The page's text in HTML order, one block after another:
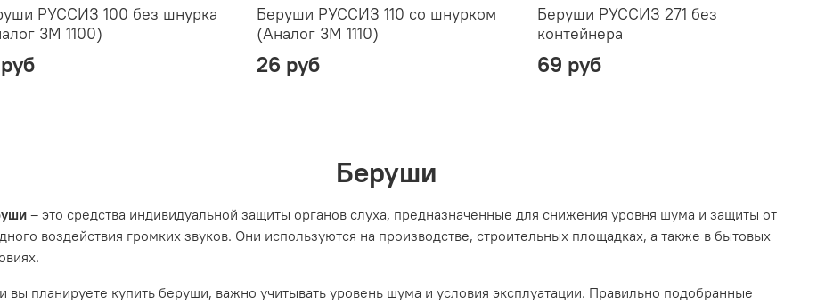
РУССИЗ 100 без шнурка
3М 1100)
Беруши РУССИЗ 110 со шнурком
(Аналог 3М 1110)
26 руб
Беруши РУССИЗ 271 без
контейнера
69 руб
Беруши
– это средства индивидуальной защиты органов слуха, предназначенные для снижения уровня шума и защиты от
воздействия громких звуков. Они используются на производстве, строительных площадках, а также в бытовых
вы планируете купить беруши, важно учитывать уровень шума и условия эксплуатации. Правильно подобранные